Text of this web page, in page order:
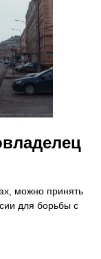
можно принять
для борьбы с